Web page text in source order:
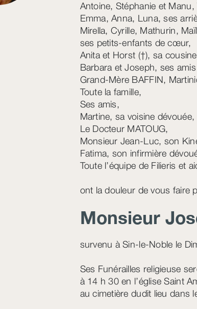
Antoine, Stéphanie et
Emma, Anna, Luna, ses
Mirella, Cyrille, Mathurin,
ses petits-enfants de cœur,
Anita et Horst (†), sa
Barbara et Joseph, ses
Grand-Mère BAFFIN,
Toute la famille,
Ses amis,
Martine, sa voisine dévouée,
Le Docteur MATOUG,
Monsieur Jean-Luc, son
Fatima, son infirmière
Toute l’équipe de Filieris et
ont la douleur de vous faire
Monsieur
survenu à Sin-le-Noble le
Ses Funérailles religieuse
à 14 h 30 en l’église Saint
au cimetière dudit lieu dans